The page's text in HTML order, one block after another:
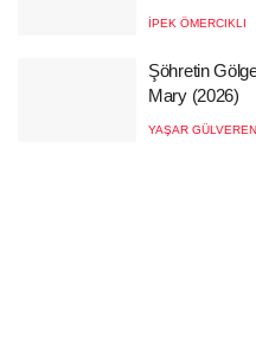
İPEK ÖMERCIKLI
Şöhretin
Mary (2026)
YAŞAR GÜLVEREN